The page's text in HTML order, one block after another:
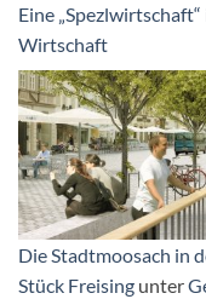
Eine
Wirtschaft
Die Stadtmoosach in
Stück Freising unter